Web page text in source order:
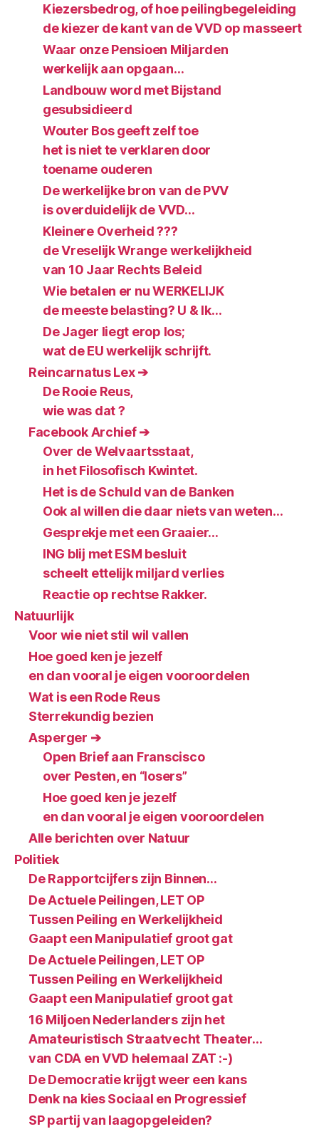
Kiezersbedrog, of hoe peilingbegeleiding
de kiezer de kant van de VVD op masseert
Waar onze Pensioen Miljarden
werkelijk aan opgaan…
Landbouw word met Bijstand
gesubsidieerd
Wouter Bos geeft zelf toe
het is niet te verklaren door
toename ouderen
De werkelijke bron van de PVV
is overduidelijk de VVD…
Kleinere Overheid ???
de Vreselijk Wrange werkelijkheid
van 10 Jaar Rechts Beleid
Wie betalen er nu WERKELIJK
de meeste belasting? U & Ik…
De Jager liegt erop los;
wat de EU werkelijk schrijft.
Reincarnatus Lex ➔
De Rooie Reus,
wie was dat ?
Facebook Archief ➔
Over de Welvaartsstaat,
in het Filosofisch Kwintet.
Het is de Schuld van de Banken
Ook al willen die daar niets van weten…
Gesprekje met een Graaier…
ING blij met ESM besluit
scheelt ettelijk miljard verlies
Reactie op rechtse Rakker.
Natuurlijk
Voor wie niet stil wil vallen
Hoe goed ken je jezelf
en dan vooral je eigen vooroordelen
Wat is een Rode Reus
Sterrekundig bezien
Asperger ➔
Open Brief aan Franscisco
over Pesten, en “losers”
Hoe goed ken je jezelf
en dan vooral je eigen vooroordelen
Alle berichten over Natuur
Politiek
De Rapportcijfers zijn Binnen…
De Actuele Peilingen, LET OP
Tussen Peiling en Werkelijkheid
Gaapt een Manipulatief groot gat
De Actuele Peilingen, LET OP
Tussen Peiling en Werkelijkheid
Gaapt een Manipulatief groot gat
16 Miljoen Nederlanders zijn het
Amateuristisch Straatvecht Theater…
van CDA en VVD helemaal ZAT :-)
De Democratie krijgt weer een kans
Denk na kies Sociaal en Progressief
SP partij van laagopgeleiden?